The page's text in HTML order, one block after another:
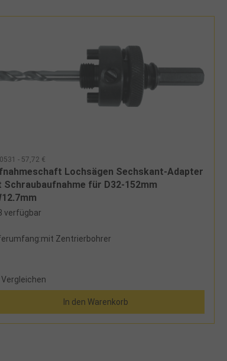
- 57,72 €
Lochsägen Sechskant-Adapter
Schraubaufnahme für D32-152mm
verfügbar
Zentrierbohrer
Vergleichen
In den Warenkorb